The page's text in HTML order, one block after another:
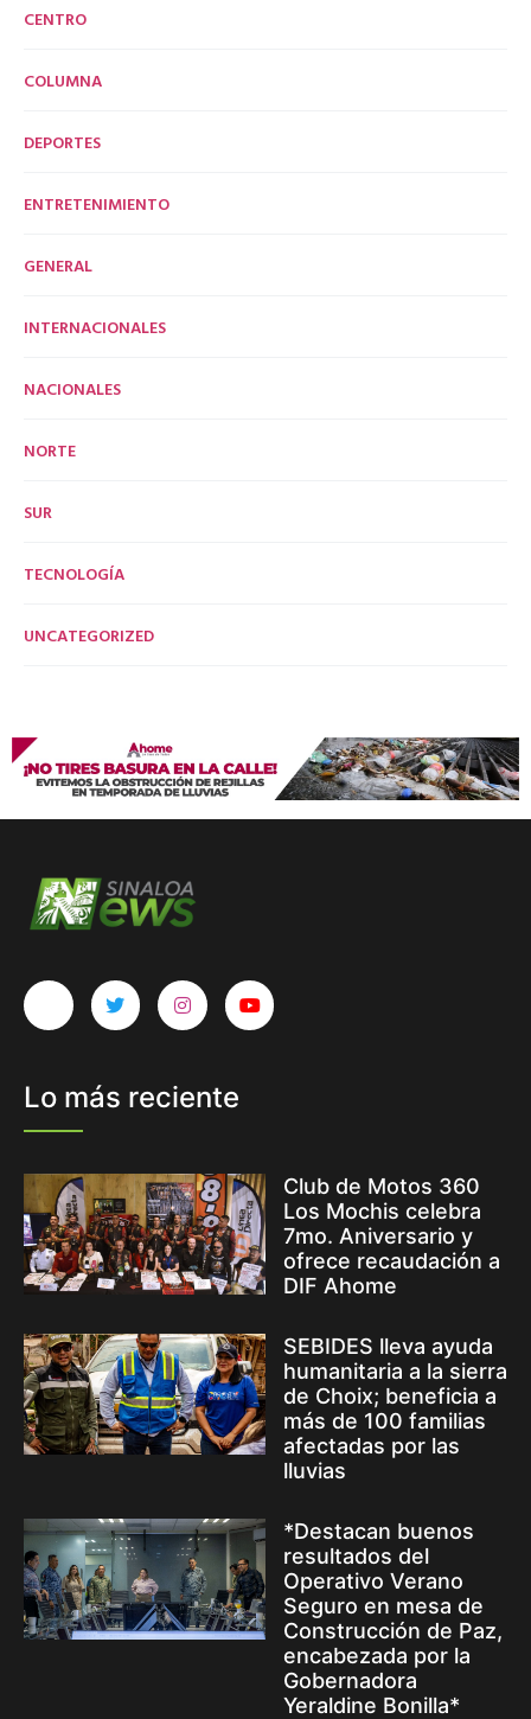
CENTRO
COLUMNA
DEPORTES
ENTRETENIMIENTO
GENERAL
INTERNACIONALES
NACIONALES
NORTE
SUR
TECNOLOGÍA
UNCATEGORIZED
Lo más reciente
Club de Motos 360
Los Mochis celebra
7mo. Aniversario y
ofrece recaudación a
DIF Ahome
SEBIDES lleva ayuda
humanitaria a la sierra
de Choix; beneficia a
más de 100 familias
afectadas por las
lluvias
*Destacan buenos
resultados del
Operativo Verano
Seguro en mesa de
Construcción de Paz,
encabezada por la
Gobernadora
Yeraldine Bonilla*